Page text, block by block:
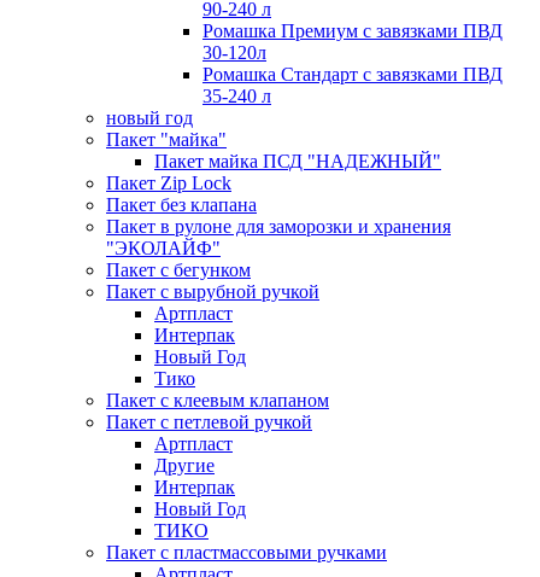
90-240 л
Ромашка Премиум с завязками ПВД
30-120л
Ромашка Стандарт с завязками ПВД
35-240 л
новый год
Пакет "майка"
Пакет майка ПСД "НАДЕЖНЫЙ"
Пакет Zip Lock
Пакет без клапана
Пакет в рулоне для заморозки и хранения
"ЭКОЛАЙФ"
Пакет с бегунком
Пакет с вырубной ручкой
Артпласт
Интерпак
Новый Год
Тико
Пакет с клеевым клапаном
Пакет с петлевой ручкой
Артпласт
Другие
Интерпак
Новый Год
ТИКО
Пакет с пластмассовыми ручками